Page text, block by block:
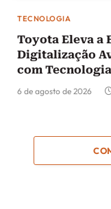
TECNOLOGIA
Toyota Eleva a
Digitalização
com
6 de agosto de 2026